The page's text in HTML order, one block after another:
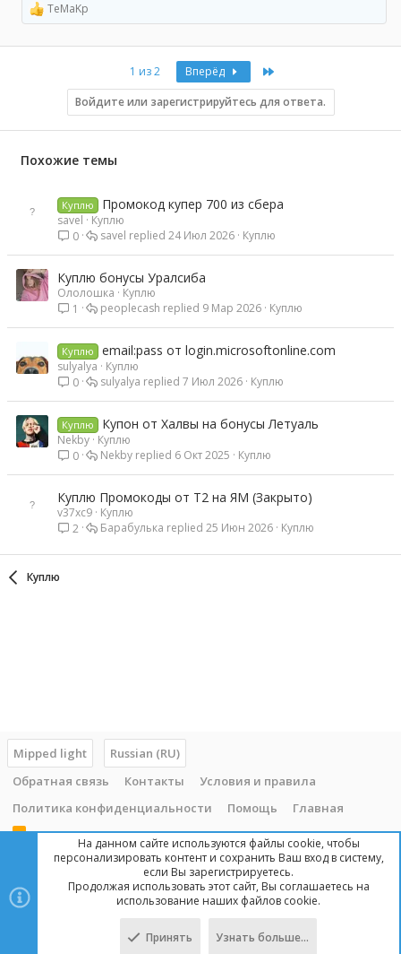
Р
е
а
TeMaKp
1 из 2 Вперёд
Войдите или зарегистрируйтесь для ответа.
Похожие темы
Куплю Промокод купер 700 из сбера
savel
Куплю
0
Куплю
24 Июл 2026
savel
Куплю бонусы Уралсиба
Ололошка
Куплю
1
Куплю
9 Мар 2026
peoplecash
Куплю email:pass от login.microsoftonline.com
sulyalya
Куплю
0
Куплю
7 Июл 2026
sulyalya
Куплю Купон от Халвы на бонусы Летуаль
Nekby Куплю
0
Куплю
6 Окт 2025
Nekby
Куплю Промокоды от Т2 на ЯМ (Закрыто)
v37xc9 Куплю
2
Куплю
25 Июн 2026
Барабулька
Куплю
Mipped light
Russian (RU)
Обратная связь
Контакты
Условия и правила
Политика конфиденциальности
Помощь Главная
R
Copyright © 2014 - 2025, mipped.com. Все права защищены. При
копировании материала с сайта, обратная ссылка обязательна!
На данном сайте используются файлы cookie, чтобы
персонализировать контент и сохранить Ваш вход в систему,
если Вы зарегистрируетесь.
Продолжая использовать этот сайт, Вы соглашаетесь на
использование наших файлов cookie.
Принять Узнать больше…